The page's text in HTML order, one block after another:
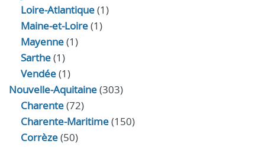
Loire-Atlantique(1)
Maine-et-Loire(1)
Mayenne(1)
Sarthe(1)
Vendée(1)
Nouvelle-Aquitaine(303)
Charente(72)
Charente-Maritime(150)
Corrèze(50)